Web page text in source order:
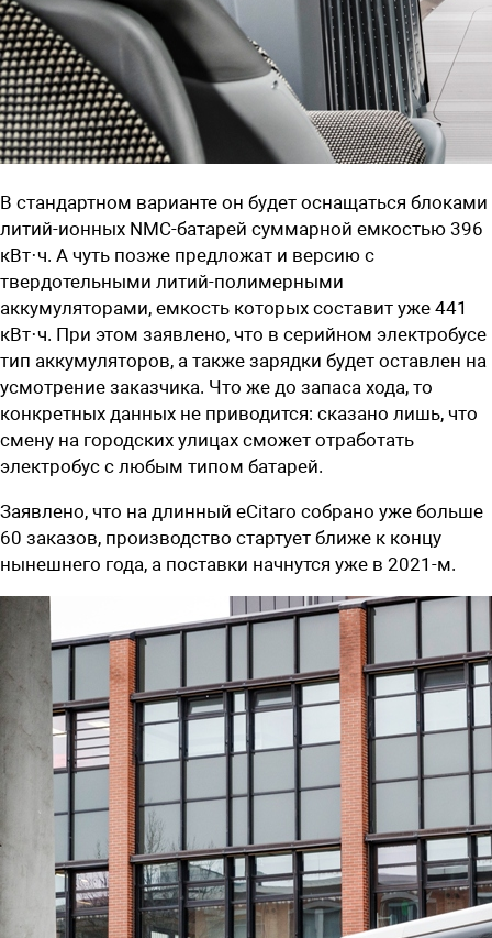
В стандартном варианте он будет оснащаться блоками
литий-ионных NMC-батарей суммарной емкостью 396
кВт·ч. А чуть позже предложат и версию с
твердотельными литий-полимерными
аккумуляторами, емкость которых составит уже 441
кВт·ч. При этом заявлено, что в серийном электробусе
тип аккумуляторов, а также зарядки будет оставлен на
усмотрение заказчика. Что же до запаса хода, то
конкретных данных не приводится: сказано лишь, что
смену на городских улицах сможет отработать
электробус с любым типом батарей.
Заявлено, что на длинный eCitaro собрано уже больше
60 заказов, производство стартует ближе к концу
нынешнего года, а поставки начнутся уже в 2021-м.